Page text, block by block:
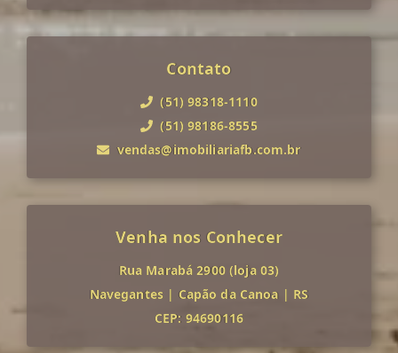
Contato
(51) 98318-1110
(51) 98186-8555
vendas@imobiliariafb.com.br
Venha nos Conhecer
Rua Marabá 2900 (loja 03)
Navegantes | Capão da Canoa | RS
CEP: 94690116